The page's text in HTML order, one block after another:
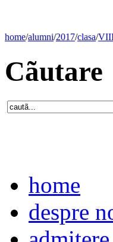
home/alumni/2017/clasa/
Cãutare
home
despre